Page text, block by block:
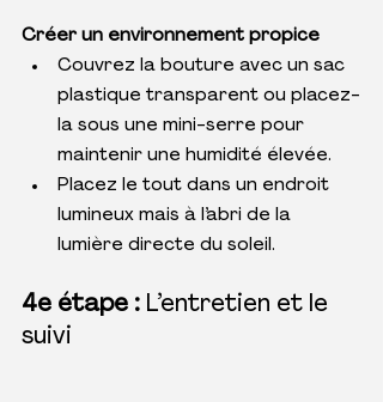
Créer un environnement propice
Couvrez la bouture avec un sac
plastique transparent ou placez-
la sous une mini-serre pour
maintenir une humidité élevée.
Placez le tout dans un endroit
lumineux mais à l’abri de la
lumière directe du soleil.
4e étape : L’entretien et le
suivi